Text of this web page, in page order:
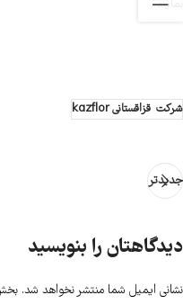
نمایند.
شرکت قزاقستانی kazflor
جدیدتر
دیدگاهتان را بنویسید
نشانی ایمیل شما منتشر نخواهد شد.